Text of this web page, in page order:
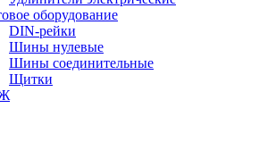
оборудование
DIN-рейки
Шины нулевые
Шины соединительные
Щитки